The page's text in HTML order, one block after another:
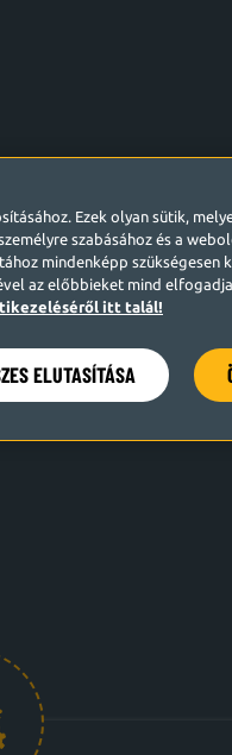
Ezek olyan sütik,
szabásához és a
mindenképp szükségesen
az előbbieket mind
itt talál!
ELUTASÍTÁSA